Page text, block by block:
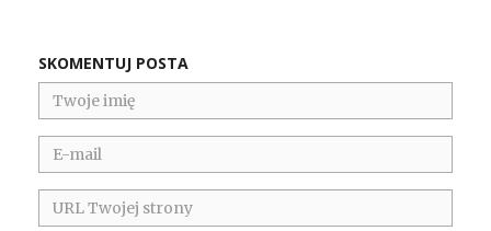
SKOMENTUJ POSTA